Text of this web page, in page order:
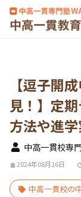
【逗子開
見！】定
方法や進
中高一貫校専
2024年08月16日
中高一貫校の